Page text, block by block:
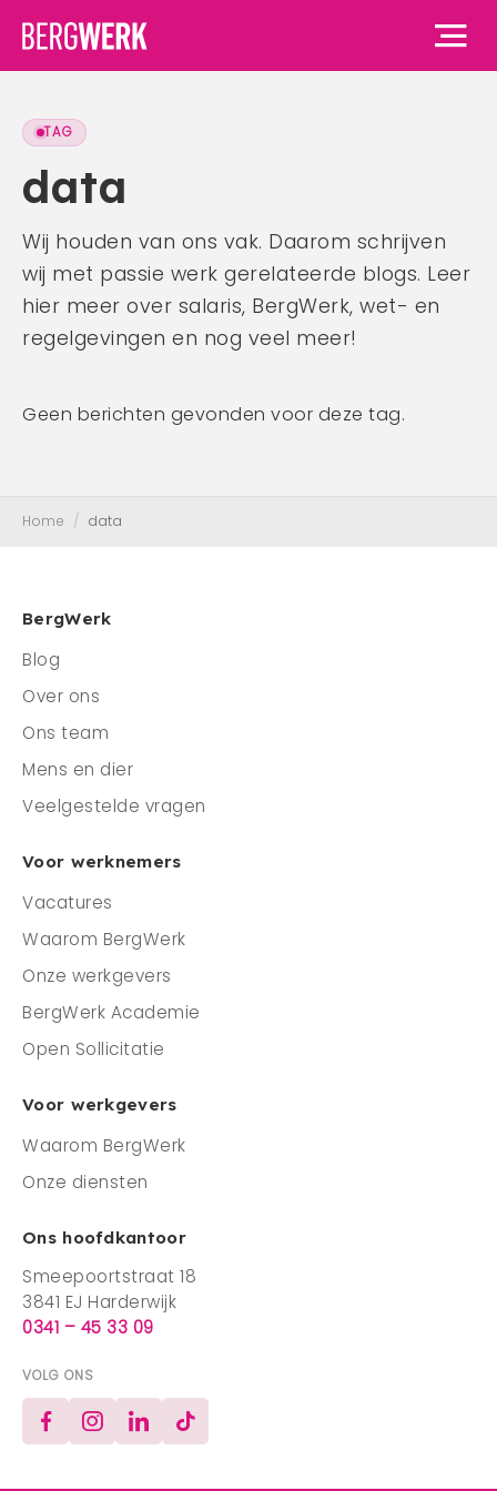
Home
Voor werknemers
Voor werknemers
BergWerk Academie
Voor werkgevers
Waarom BergWerk
Over ons
Mens en dier
CONTACT
0341 - 45 33 09
info@bergwerk.nu
TAG
data
Wij houden van ons vak. Daarom schrijven
wij met passie werk gerelateerde blogs. Leer
hier meer over salaris, BergWerk, wet- en
regelgevingen en nog veel meer!
Geen berichten gevonden voor deze tag.
Home / data
BergWerk
Blog
Over ons
Ons team
Mens en dier
Veelgestelde vragen
Voor werknemers
Vacatures
Waarom BergWerk
Onze werkgevers
BergWerk Academie
Open Sollicitatie
Voor werkgevers
Waarom BergWerk
Onze diensten
Ons hoofdkantoor
Smeepoortstraat 18
3841 EJ Harderwijk
0341 – 45 33 09
VOLG ONS
FacebookInstagram
LinkedInTikTok